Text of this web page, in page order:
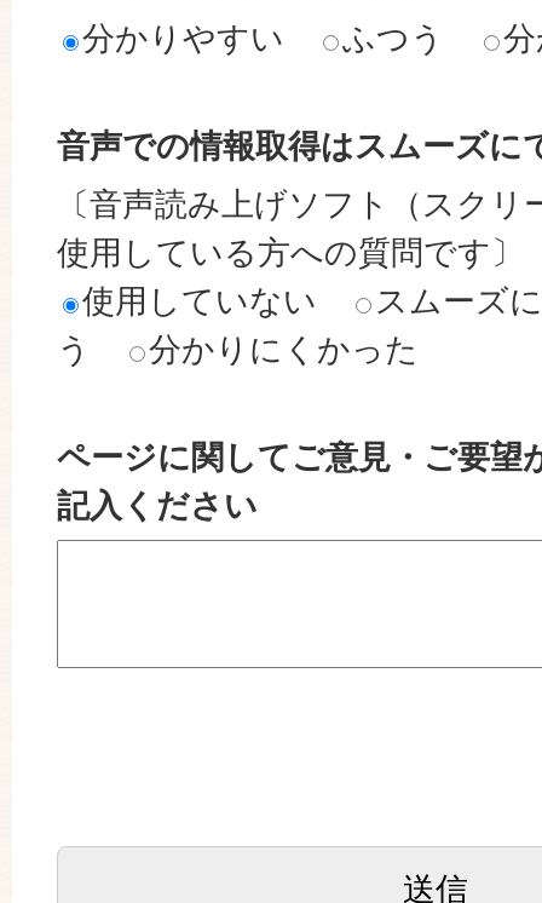
分かりやすい
ふつう
音声での情報取得はスムーズに
〔音声読み上げソフト（スク
使用している方への質問です〕
使用していない
スムーズ
う
分かりにくかった
ページに関してご意見・ご要望
記入ください